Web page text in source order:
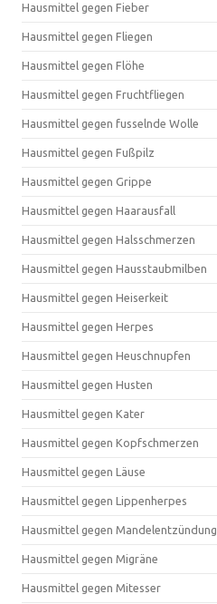
Hausmittel gegen Fieber
Hausmittel gegen Fliegen
Hausmittel gegen Flöhe
Hausmittel gegen Fruchtfliegen
Hausmittel gegen fusselnde Wolle
Hausmittel gegen Fußpilz
Hausmittel gegen Grippe
Hausmittel gegen Haarausfall
Hausmittel gegen Halsschmerzen
Hausmittel gegen Hausstaubmilben
Hausmittel gegen Heiserkeit
Hausmittel gegen Herpes
Hausmittel gegen Heuschnupfen
Hausmittel gegen Husten
Hausmittel gegen Kater
Hausmittel gegen Kopfschmerzen
Hausmittel gegen Läuse
Hausmittel gegen Lippenherpes
Hausmittel gegen Mandelentzündung
Hausmittel gegen Migräne
Hausmittel gegen Mitesser